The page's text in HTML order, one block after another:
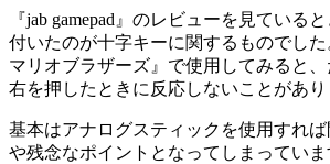
『jab gamepad』のレビューを見ている
付いたのが十字キーに関するものでし
マリオブラザーズ』で使用してみると
右を押したときに反応しないことがあり
基本はアナログスティックを使用すれ
や残念なポイントとなってしまってい